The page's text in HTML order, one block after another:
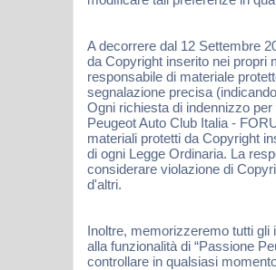
A decorrere dal 12 Settembre
da Copyright inserito nei propri
responsabile di materiale
segnalazione precisa
Ogni richiesta di indennizzo
Peugeot Auto Club Italia -
materiali protetti da Copyright
di ogni Legge Ordinaria. La
considerare violazione di
d'altri.
Inoltre, memorizzeremo tutti
alla funzionalità di “Passione
controllare in qualsiasi